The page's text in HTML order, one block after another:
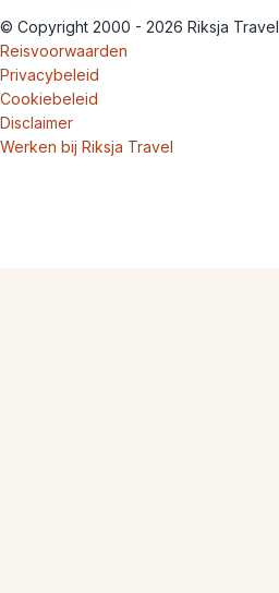
© Copyright 2000 - 2026 Riksja Travel
Reisvoorwaarden
Privacybeleid
Cookiebeleid
Disclaimer
Werken bij Riksja Travel